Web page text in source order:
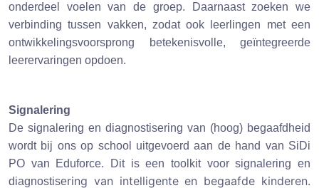
onderdeel voelen van de groep. Daarnaast zoeken we
verbinding tussen vakken, zodat ook leerlingen met een
ontwikkelingsvoorsprong betekenisvolle, geïntegreerde
leerervaringen opdoen.
Signalering
De signalering en diagnostisering van (hoog) begaafdheid
wordt bij ons op school uitgevoerd aan de hand van SiDi
PO van Eduforce. Dit is een toolkit voor signalering en
diagnostisering van intelligente en begaafde kinderen.